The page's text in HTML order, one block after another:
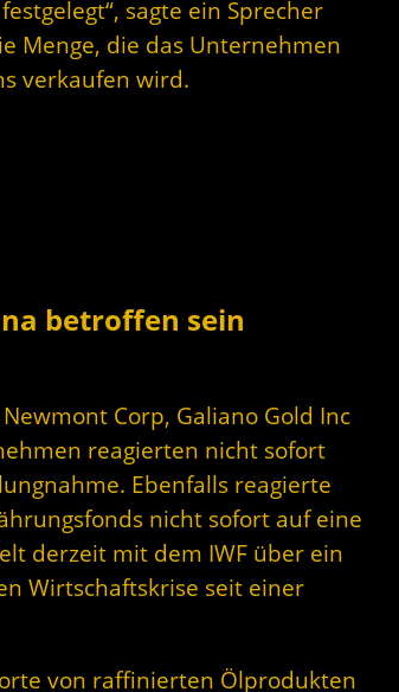
sagte ein Sprecher
Menge, die das Unternehmen
verkaufen wird.
betroffen sein
Corp, Galiano Gold Inc
reagierten nicht sofort
Ebenfalls reagierte
nicht sofort auf eine
derzeit mit dem IWF über ein
Wirtschaftskrise seit einer
von raffinierten Ölprodukten